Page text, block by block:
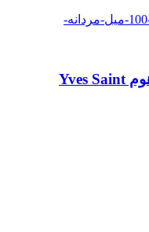
عطر ایو سن لورن لا نویت د ال هوم Yves Saint